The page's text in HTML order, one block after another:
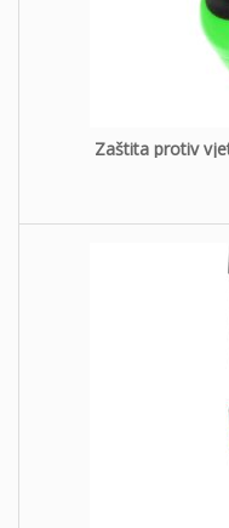
Zaštita protiv